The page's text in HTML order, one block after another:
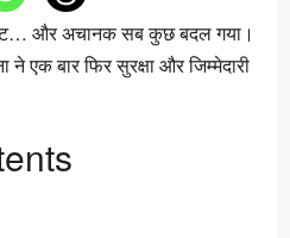
और अचानक सब कुछ बदल गया।
एक बार फिर सुरक्षा और जिम्मेदारी